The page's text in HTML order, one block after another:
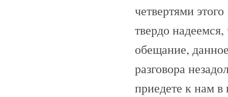
четвертями
твердо
обещание,
разговора
приедете к нам